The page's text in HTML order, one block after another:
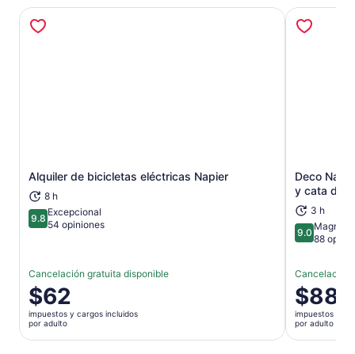
Alquiler de bicicletas eléctricas Napier
8 h
9.89.8 de 10
Excepcional
54 opiniones
Cancelación gratuita disponible
El
precio
es
de
$62
impuestos y cargos incluidos
por adulto
Se abrirá en una nueva pestaña
Deco
y cata de
3 h
9.09.0 de 10
88
Cancelación
El
precio
es
de
$88
impuestos y
por adulto